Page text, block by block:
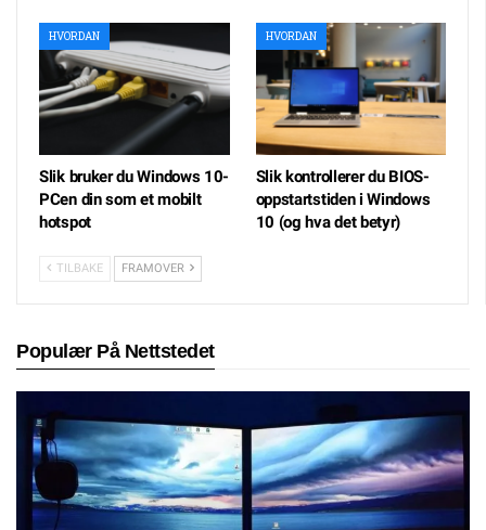
HVORDAN
Slik bruker du Windows 10-
PCen din som et mobilt
hotspot
HVORDAN
Slik kontrollerer du BIOS-
oppstartstiden i Windows
10 (og hva det betyr)
TILBAKE FRAMOVER
Populær På Nettstedet